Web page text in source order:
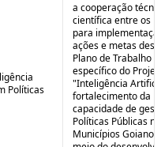
Políticas
a cooperação
científica entre os
para
ações e metas
Plano de Trabalho
específico do
"Inteligência
fortalecimento da
capacidade de
Políticas Públicas
Municípios